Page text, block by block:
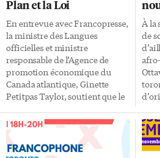
avancées réalisées par nos
chercheurs. Assemblée générale
de l’Acfas-Toronto jeudi
L’Acfas-Toronto sera officialisée
ce jeudi 25 novembre, lors
d’une assemblée générale où
seront élu-e-s les membres de
son comité directeur. Elle sera
la sixième régionale du réseau,
après l’Acadie, l’Alberta, le
Manitoba, […]
sur
Plan et la Loi
En entrevue avec Francopresse,
la ministre des Langues
officielles et ministre
responsable de l’Agence de
promotion économique du
Canada atlantique, Ginette
Petitpas Taylor, soutient que le
langues officielles et la
modernisation de la Loi sur les
langues officielles sont ses
À la
de